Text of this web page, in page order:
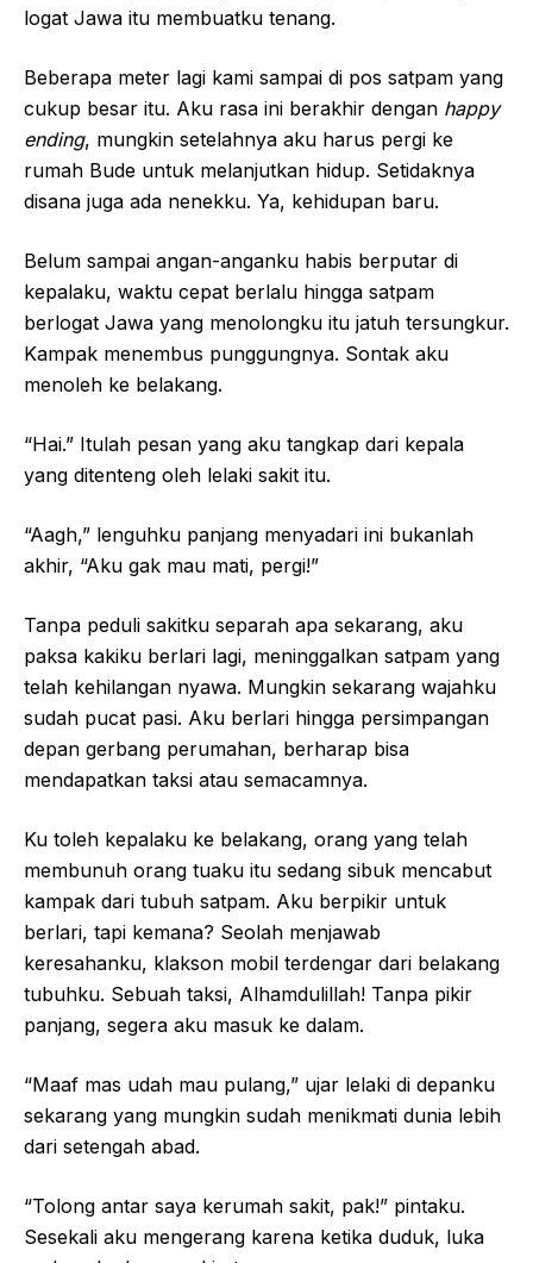
logat Jawa itu membuatku tenang.
Beberapa meter lagi kami sampai di pos satpam yang
cukup besar itu. Aku rasa ini berakhir dengan happy
ending, mungkin setelahnya aku harus pergi ke
rumah Bude untuk melanjutkan hidup. Setidaknya
disana juga ada nenekku. Ya, kehidupan baru.
Belum sampai angan-anganku habis berputar di
kepalaku, waktu cepat berlalu hingga satpam
berlogat Jawa yang menolongku itu jatuh tersungkur.
Kampak menembus punggungnya. Sontak aku
menoleh ke belakang.
“Hai.” Itulah pesan yang aku tangkap dari kepala
yang ditenteng oleh lelaki sakit itu.
“Aagh,” lenguhku panjang menyadari ini bukanlah
akhir, “Aku gak mau mati, pergi!”
Tanpa peduli sakitku separah apa sekarang, aku
paksa kakiku berlari lagi, meninggalkan satpam yang
telah kehilangan nyawa. Mungkin sekarang wajahku
sudah pucat pasi. Aku berlari hingga persimpangan
depan gerbang perumahan, berharap bisa
mendapatkan taksi atau semacamnya.
Ku toleh kepalaku ke belakang, orang yang telah
membunuh orang tuaku itu sedang sibuk mencabut
kampak dari tubuh satpam. Aku berpikir untuk
berlari, tapi kemana? Seolah menjawab
keresahanku, klakson mobil terdengar dari belakang
tubuhku. Sebuah taksi, Alhamdulillah! Tanpa pikir
panjang, segera aku masuk ke dalam.
“Maaf mas udah mau pulang,” ujar lelaki di depanku
sekarang yang mungkin sudah menikmati dunia lebih
dari setengah abad.
“Tolong antar saya kerumah sakit, pak!” pintaku.
Sesekali aku mengerang karena ketika duduk, luka